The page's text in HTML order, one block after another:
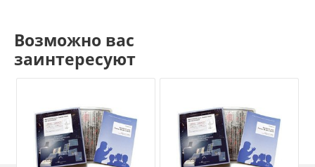
Возможно вас
заинтересуют